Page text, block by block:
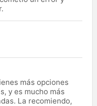
más opciones
y es mucho más
La recomiendo,